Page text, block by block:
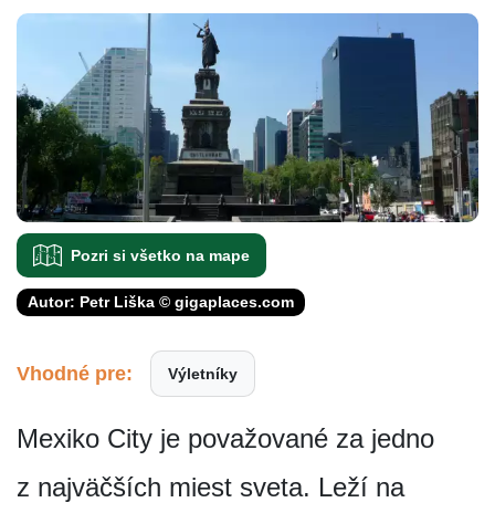
Pozri si všetko na mape
Autor: Petr Liška © gigaplaces.com
Vhodné pre: Výletníky
Mexiko City je považované za jedno
z najväčších miest sveta. Leží na